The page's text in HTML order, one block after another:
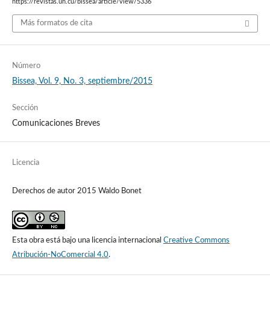
https://revistas.uh.cu/bissea/article/view/5336
Más formatos de cita
Número
Bissea, Vol. 9, No. 3, septiembre/2015
Sección
Comunicaciones Breves
Licencia
Derechos de autor 2015 Waldo Bonet
Esta obra está bajo una licencia internacional Creative Commons
Atribución-NoComercial 4.0.